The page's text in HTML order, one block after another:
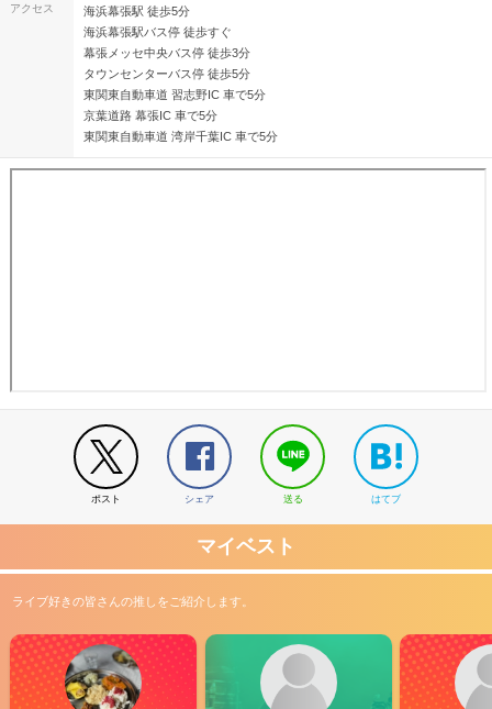
アクセス
海浜幕張駅 徒歩5分
海浜幕張駅バス停 徒歩すぐ
幕張メッセ中央バス停 徒歩3分
タウンセンターバス停 徒歩5分
東関東自動車道 習志野IC 車で5分
京葉道路 幕張IC 車で5分
東関東自動車道 湾岸千葉IC 車で5分
ポスト シェア 送る はてブ
マイベスト
ライブ好きの皆さんの推しをご紹介します。